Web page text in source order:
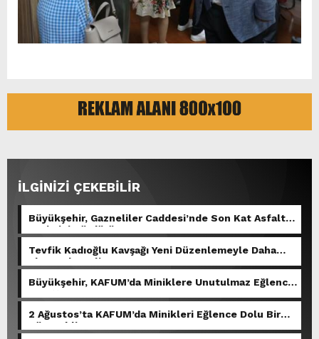
İLGİNİZİ ÇEKEBİLİR
Büyükşehir, Gazneliler Caddesi’nde Son Kat Asfalt
Serimini Sürdürüyor.
Tevfik Kadıoğlu Kavşağı Yeni Düzenlemeyle Daha
Akıcı Hale Geliyor.
Büyükşehir, KAFUM’da Miniklere Unutulmaz Eğlence
2 Ağustos’ta KAFUM’da Minikleri Eğlence Dolu Bir
Gün Bekliyor.